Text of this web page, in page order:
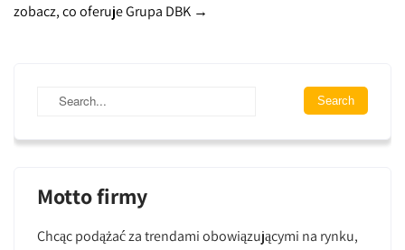
zobacz, co oferuje Grupa DBK →
Motto firmy
Chcąc podążać za trendami obowiązującymi na rynku,